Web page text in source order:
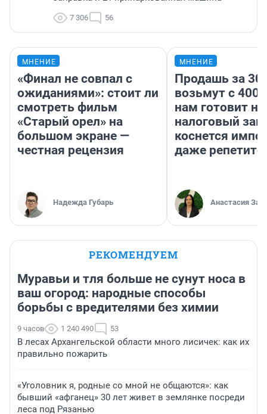
7 306 56
МНЕНИЕ
«Финал не совпал с
ожиданиями»: стоит ли
смотреть фильм
«Старый орел» на
большом экране —
честная рецензия
Надежда Губарь
МНЕНИЕ
Продашь за
возьмут с
нам готовит
налоговый
коснется
даже
Анастасия
РЕКОМЕНДУЕМ
Муравьи и тля больше не сунут носа в
ваш огород: народные способы
борьбы с вредителями без химии
9 часов 1 240 490 53
В лесах Архангельской области много лисичек: как их
правильно пожарить
«Уголовник я, родные со мной не общаются»: как
бывший «афганец» 30 лет живет в землянке посреди
леса под Рязанью